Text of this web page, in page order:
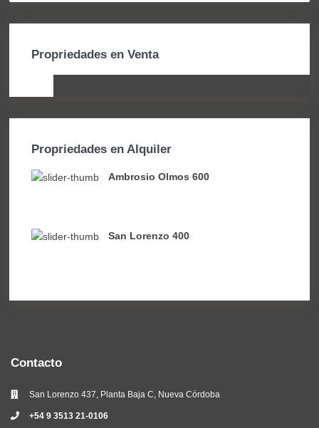
Propriedades en Venta
Propriedades en Alquiler
Ambrosio Olmos 600
San Lorenzo 400
Contacto
San Lorenzo 437, Planta Baja C, Nueva Córdoba
+54 9 3513 21-0106